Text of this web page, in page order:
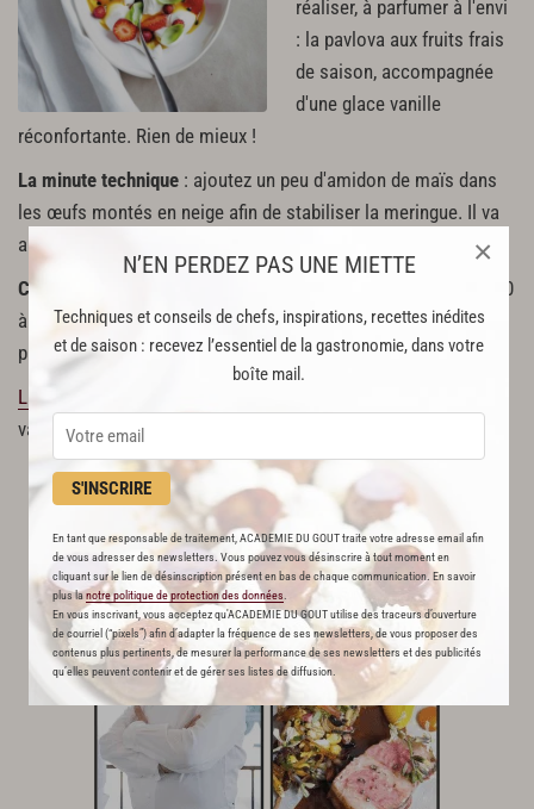
N’EN PERDEZ PAS UNE MIETTE
Techniques et conseils de chefs, inspirations, recettes inédites
et de saison : recevez l’essentiel de la gastronomie, dans votre
boîte mail.
S'INSCRIRE
En tant que responsable de traitement, ACADEMIE DU GOUT traite votre adresse email afin
de vous adresser des newsletters. Vous pouvez vous désinscrire à tout moment en
cliquant sur le lien de désinscription présent en bas de chaque communication. En savoir
plus lanotre politique de protection des données
En vous inscrivant, vous acceptez qu'ACADEMIE DU GOUT utilise des traceurs d’ouverture
de courriel (“pixels”) afin d’adapter la fréquence de ses newsletters, de vous proposer des
contenus plus pertinents, de mesurer la performance de ses newsletters et des publicités
qu’elles peuvent contenir et de gérer ses listes de diffusion.
×
réaliser, à parfumer à l'envi
: la pavlova aux fruits frais
de saison, accompagnée
d'une glace vanille
réconfortante. Rien de mieux !
La minute technique : ajoutez un peu d'amidon de maïs dans
les œufs montés en neige afin de stabiliser la meringue. Il va
absorber l'excès d'humidité.
Coût total
estimé pour 4 à 6 personnes : 15 à 17,50 €. Soit 2,50
à 4,30 € par personne selon les portions et la qualité des
produits choisis (vanille, passion, œufs bio, etc.).
La recette
vanille.